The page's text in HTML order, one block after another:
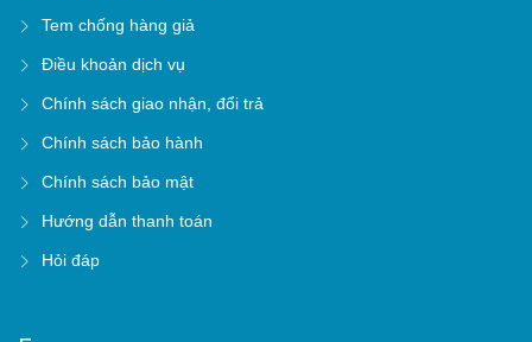
Tem chống hàng giả
Điều khoản dịch vụ
Chính sách giao nhận, đổi trả
Chính sách bảo hành
Chính sách bảo mật
Hướng dẫn thanh toán
Hỏi đáp